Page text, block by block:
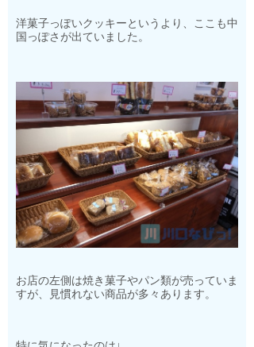
洋菓子っぽいクッキーというより、ここも中
国っぽさが出ていました。
お店の左側は焼き菓子やパン類が売っていま
すが、見慣れない商品が多々あります。